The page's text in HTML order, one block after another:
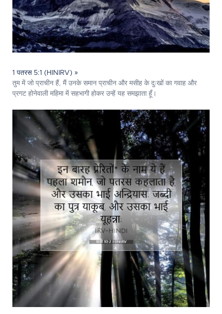
1 पतरस 5:1 (HINIRV) »
तुम में जो प्राचीन हैं, मैं उनके समान प्राचीन और मसीह के दुःखों का गवाह और
प्रगट होनेवाली महिमा में सहभागी होकर उन्हें यह समझाता हूँ।